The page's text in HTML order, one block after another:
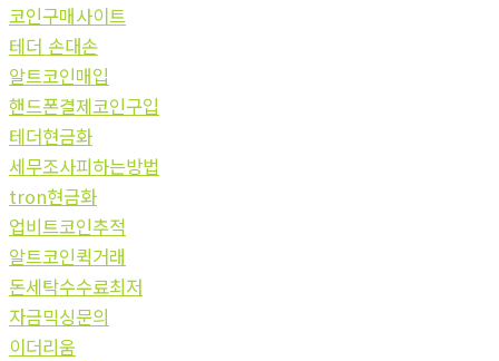
코인구매사이트
테더 손대손
알트코인매입
핸드폰결제코인구입
테더현금화
세무조사피하는방법
tron현금화
업비트코인추적
알트코인퀵거래
돈세탁수수료최저
자금믹싱문의
이더리움